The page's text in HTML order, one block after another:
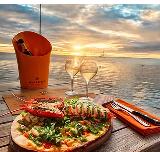
Un grand classique, mais réalisé dans les
meilleures conditions.